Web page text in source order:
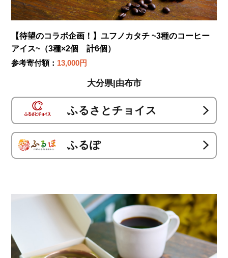
【待望のコラボ企画！】ユフノカタチ ~3種のコーヒー
アイス~（3種×2個 計6個）
参考寄付額： 13,000円
大分県|由布市
ふるさとチョイス
ふるぽ